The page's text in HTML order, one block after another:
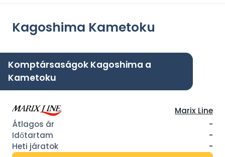
Kagoshima Kametoku
Komptársaságok Kagoshima a
Kametoku
Marix Line
-
-
-